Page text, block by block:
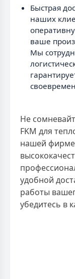
Быстрая
наших
ваше
Мы
Не
FKM для
нашей
удобной
работы
убедитесь в